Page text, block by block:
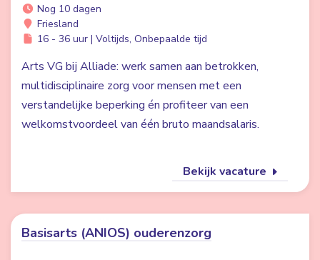
Nog 10 dagen
Friesland
16 - 36 uur | Voltijds, Onbepaalde tijd
Arts VG bij Alliade: werk samen aan betrokken,
multidisciplinaire zorg voor mensen met een
verstandelijke beperking én profiteer van een
welkomstvoordeel van één bruto maandsalaris.
Bekijk vacature
Basisarts (ANIOS) ouderenzorg